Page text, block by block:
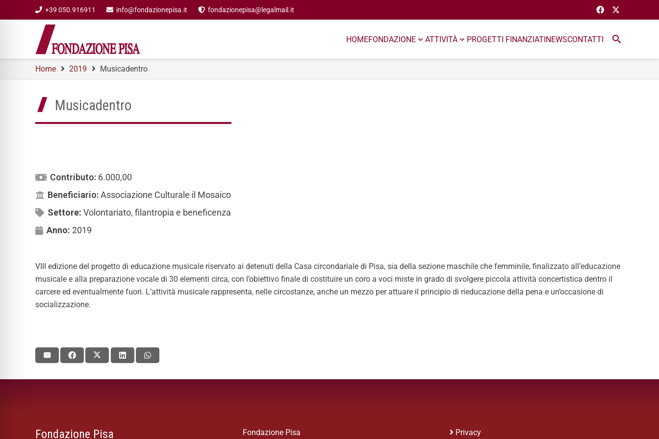
+39 050.916911 info@fondazionepisa.it fondazionepisa@legalmail.it
HOMEFONDAZIONE ATTIVITÀ PROGETTI FINANZIATINEWSCONTATTI search
Home 2019 Musicadentro
Musicadentro
Contributo: 6.000,00
Beneficiario:Associazione Culturale il Mosaico
Settore: Volontariato, filantropia e beneficenza
Anno: 2019
VIII edizione del progetto di educazione musicale riservato ai detenuti della Casa circondariale di Pisa, sia della sezione maschile che femminile, finalizzato all’educazione
musicale e alla preparazione vocale di 30 elementi circa, con l’obiettivo finale di costituire un coro a voci miste in grado di svolgere piccola attività concertistica dentro il
carcere ed eventualmente fuori. L’attività musicale rappresenta, nelle circostanze, anche un mezzo per attuare il principio di rieducazione della pena e un’occasione di
socializzazione.
Fondazione Pisa Fondazione Pisa Privacy